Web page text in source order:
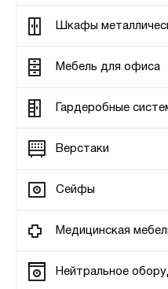
Шкафы
Мебель для офиса
Гардеробные
Верстаки
Сейфы
Медицинская
Нейтральное